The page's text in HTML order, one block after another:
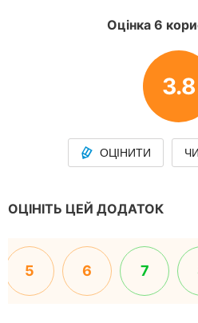
Оцінка 6
3.8
ОЦІНИТИ
ОЦІНІТЬ ЦЕЙ ДОДАТОК
5 6 7